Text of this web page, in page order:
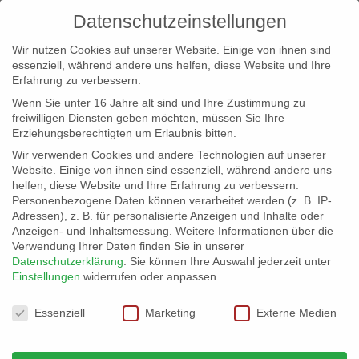
info@erfolgreich-events.de
+4940 46 777 230
Datenschutzeinstellungen
Wir nutzen Cookies auf unserer Website. Einige von ihnen sind
essenziell, während andere uns helfen, diese Website und Ihre
Erfahrung zu verbessern.
Wenn Sie unter 16 Jahre alt sind und Ihre Zustimmung zu
freiwilligen Diensten geben möchten, müssen Sie Ihre
Erziehungsberechtigten um Erlaubnis bitten.
Wir verwenden Cookies und andere Technologien auf unserer
Website. Einige von ihnen sind essenziell, während andere uns
helfen, diese Website und Ihre Erfahrung zu verbessern.
Personenbezogene Daten können verarbeitet werden (z. B. IP-
Adressen), z. B. für personalisierte Anzeigen und Inhalte oder
Anzeigen- und Inhaltsmessung. Weitere Informationen über die
Verwendung Ihrer Daten finden Sie in unserer
Datenschutzerklärung
Sie können Ihre Auswahl jederzeit unter
Einstellungen widerrufen oder anpassen.
Datenschutzeinstellungen
Essenziell Marketing Externe Medien